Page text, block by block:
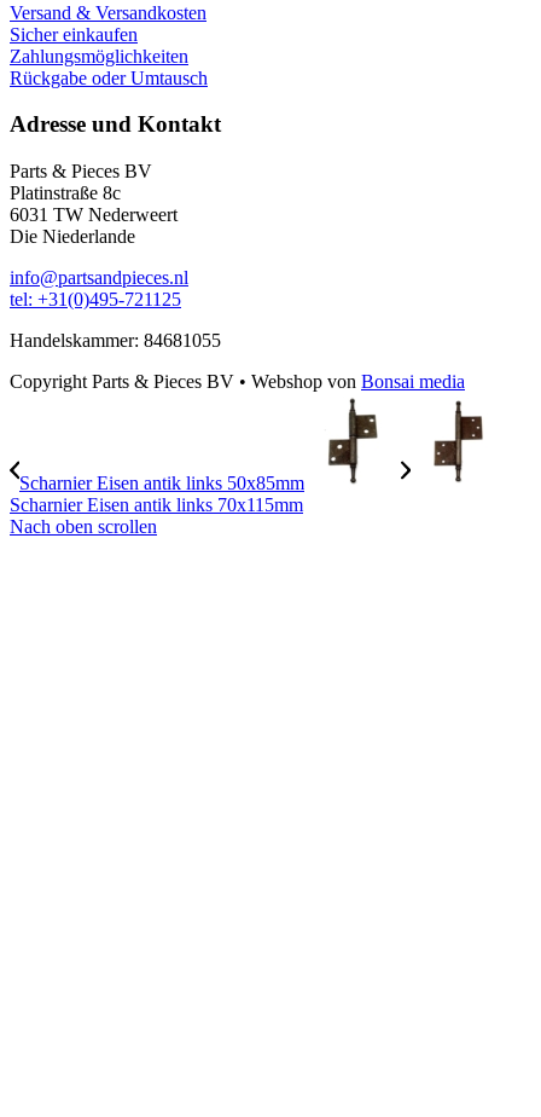
Versand & Versandkosten
Sicher einkaufen
Zahlungsmöglichkeiten
Rückgabe oder Umtausch
Adresse und Kontakt
Parts & Pieces BV
Platinstraße 8c
6031 TW Nederweert
Die Niederlande
info@partsandpieces.nl
tel: +31(0)495-721125
Handelskammer: 84681055
Copyright Parts & Pieces BV • Webshop von Bonsai media
Scharnier Eisen antik links 50x85mm
Scharnier Eisen antik links 70x115mm
Nach oben scrollen